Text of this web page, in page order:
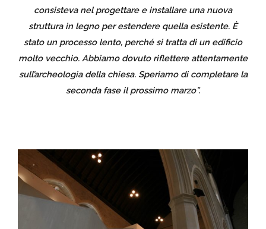
consisteva nel progettare e installare una nuova
struttura in legno per estendere quella esistente. È
stato un processo lento, perché si tratta di un edificio
molto vecchio. Abbiamo dovuto riflettere attentamente
sull’archeologia della chiesa. Speriamo di completare la
seconda fase il prossimo marzo”.